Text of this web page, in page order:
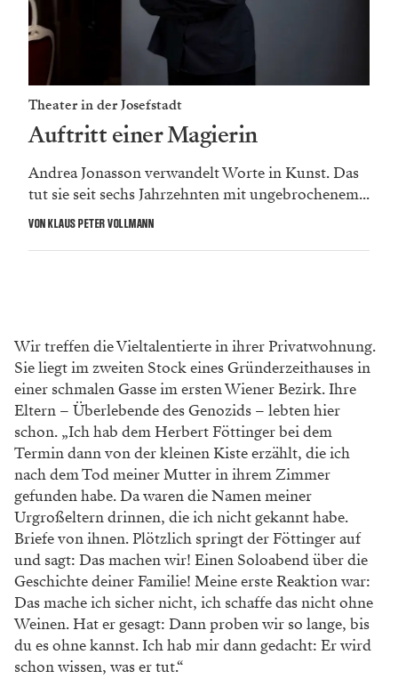
Theater in der Josefstadt
Auftritt einer Magierin
Andrea Jonasson verwandelt Worte in Kunst. Das
tut sie seit sechs Jahrzehnten mit ungebrochenem...
VON KLAUS PETER VOLLMANN
Wir treffen die Vieltalentierte in ihrer Privatwohnung.
Sie liegt im zweiten Stock eines Gründerzeithauses in
einer schmalen Gasse im ersten Wiener Bezirk. Ihre
Eltern – Überlebende des Genozids – lebten hier
schon. „Ich hab dem Herbert Föttinger bei dem
Termin dann von der kleinen Kiste erzählt, die ich
nach dem Tod meiner Mutter in ihrem Zimmer
gefunden habe. Da waren die Namen meiner
Urgroßeltern drinnen, die ich nicht gekannt habe.
Briefe von ihnen. Plötzlich springt der Föttinger auf
und sagt: Das machen wir! Einen Soloabend über die
Geschichte deiner Familie! Meine erste Reaktion war:
Das mache ich sicher nicht, ich schaffe das nicht ohne
Weinen. Hat er gesagt: Dann proben wir so lange, bis
du es ohne kannst. Ich hab mir dann gedacht: Er wird
schon wissen, was er tut.“